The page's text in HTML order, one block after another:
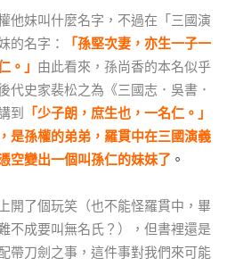
他妹叫什麼名字，不過在「三國演
的名字：
「孫堅次妻，亦生一子一
。」 由此看來，孫尚香的本名似乎
代史家裴松之為《三國志．吳書．
到
「少子朗，庶生也，一名仁。」
是孫權的弟弟，羅貫中在三國演義
空變出一個叫孫仁的妹妹了 。
開了個玩笑（也不能怪羅貫中，畢
不成要叫無名氏？），但書裡還是
帶刀劍之事，這件事對我們來可能